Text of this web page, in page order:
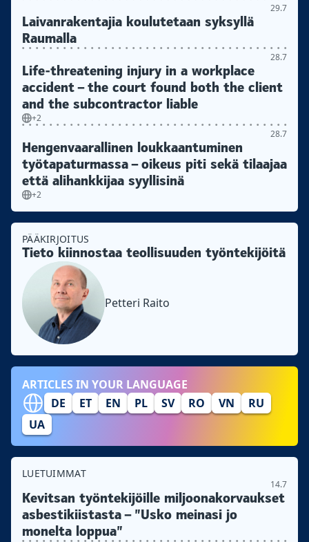
29.7
Laivanrakentajia koulutetaan syksyllä
Raumalla
28.7
Life-threatening injury in a workplace
accident – the court found both the client
and the subcontractor liable
+2
28.7
Hengenvaarallinen loukkaantuminen
työtapaturmassa – oikeus piti sekä tilaajaa
että alihankkijaa syyllisinä
+2
PÄÄKIRJOITUS
Tieto kiinnostaa teollisuuden työntekijöitä
Petteri Raito
ARTICLES IN YOUR LANGUAGE
DE
ET EN PL SV RO VN
RU
UA
LUETUIMMAT
14.7
Kevitsan työntekijöille miljoonakorvaukset
asbestikiistasta – ”Usko meinasi jo
monelta loppua”